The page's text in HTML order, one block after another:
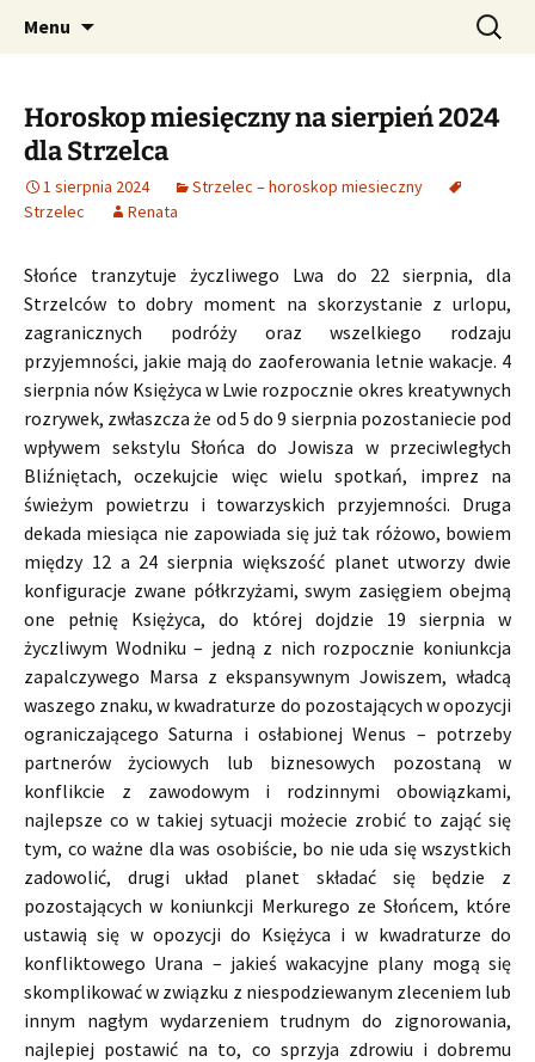
CzaroMarowy horoskop
dzienny, miesięczny i
tygodniowy
Profesjonalne przepowiednie astrologiczne
Menu Szukaj:
Horoskop miesięczny na sierpień 2024
dla Strzelca
1 sierpnia 2024
Strzelec – horoskop miesieczny
Strzelec
Renata
Słońce tranzytuje życzliwego Lwa do 22 sierpnia, dla
Strzelców to dobry moment na skorzystanie z urlopu,
zagranicznych podróży oraz wszelkiego rodzaju
przyjemności, jakie mają do zaoferowania letnie wakacje. 4
sierpnia nów Księżyca w Lwie rozpocznie okres kreatywnych
rozrywek, zwłaszcza że od 5 do 9 sierpnia pozostaniecie pod
wpływem sekstylu Słońca do Jowisza w przeciwległych
Bliźniętach, oczekujcie więc wielu spotkań, imprez na
świeżym powietrzu i towarzyskich przyjemności. Druga
dekada miesiąca nie zapowiada się już tak różowo, bowiem
między 12 a 24 sierpnia większość planet utworzy dwie
konfiguracje zwane półkrzyżami, swym zasięgiem obejmą
one pełnię Księżyca, do której dojdzie 19 sierpnia w
życzliwym Wodniku – jedną z nich rozpocznie koniunkcja
zapalczywego Marsa z ekspansywnym Jowiszem, władcą
waszego znaku, w kwadraturze do pozostających w opozycji
ograniczającego Saturna i osłabionej Wenus – potrzeby
partnerów życiowych lub biznesowych pozostaną w
konflikcie z zawodowym i rodzinnymi obowiązkami,
najlepsze co w takiej sytuacji możecie zrobić to zająć się
tym, co ważne dla was osobiście, bo nie uda się wszystkich
zadowolić, drugi układ planet składać się będzie z
pozostających w koniunkcji Merkurego ze Słońcem, które
ustawią się w opozycji do Księżyca i w kwadraturze do
konfliktowego Urana – jakieś wakacyjne plany mogą się
skomplikować w związku z niespodziewanym zleceniem lub
innym nagłym wydarzeniem trudnym do zignorowania,
najlepiej postawić na to, co sprzyja zdrowiu i dobremu